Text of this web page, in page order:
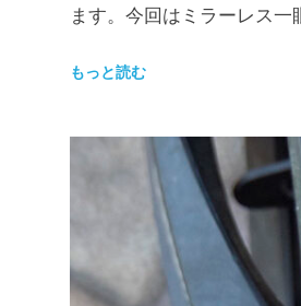
ます。今回はミラーレス一
もっと読む